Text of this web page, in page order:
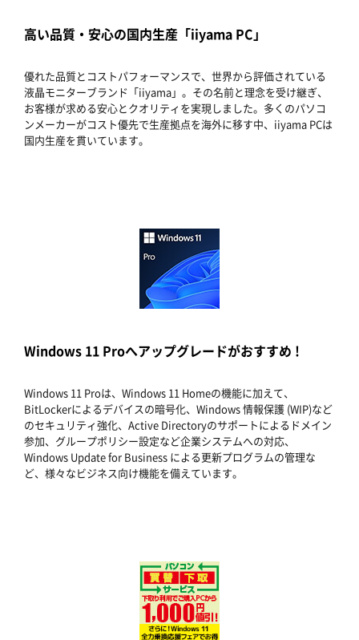
高い品質・安心の国内生産「iiyama PC」
優れた品質とコストパフォーマンスで、世界から評価されている
液晶モニターブランド「iiyama」。その名前と理念を受け継ぎ、
お客様が求める安心とクオリティを実現しました。多くのパソコ
ンメーカーがコスト優先で生産拠点を海外に移す中、iiyama PCは
国内生産を貫いています。
Windows 11 Proへアップグレードがおすすめ !
Windows 11 Proは、Windows 11 Homeの機能に加えて、
BitLockerによるデバイスの暗号化、Windows 情報保護 (WIP)など
のセキュリティ強化、Active Directoryのサポートによるドメイン
参加、グループポリシー設定など企業システムへの対応、
Windows Update for Business による更新プログラムの管理な
ど、様々なビジネス向け機能を備えています。